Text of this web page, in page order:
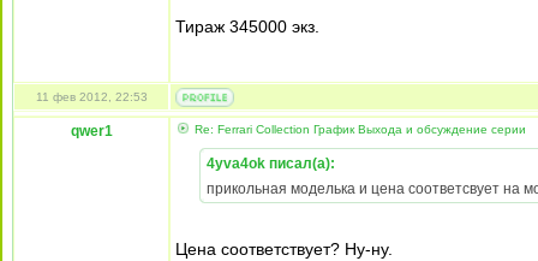
Тираж 345000 экз.
11 фев 2012, 22:53
qwer1 Re: Ferrari Collection График Выхода и обсуждение серии
4yva4ok писал(а):
прикольная моделька и цена соответсвует на
Цена соответствует? Ну-ну.